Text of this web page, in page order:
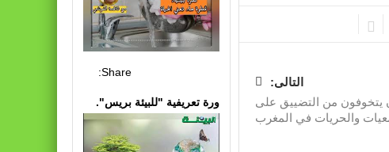
التالى:
يتخوفون من التضييق على
والحريات في المغرب
Share:
ورة تعريفية "للبيئة بريس".